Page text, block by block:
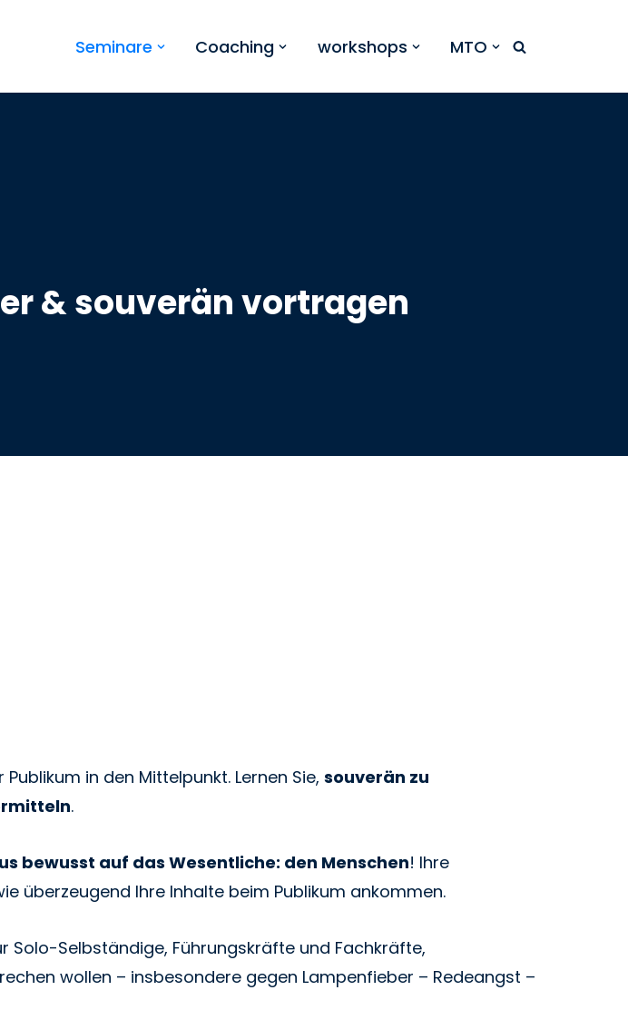
Seminare Coaching workshops MTO
& souverän vortragen
in den Mittelpunkt. Lernen Sie, souverän zu
.
bewusst auf das Wesentliche: den Menschen! Ihre
überzeugend Ihre Inhalte beim Publikum ankommen.
Solo-Selbständige, Führungskräfte und Fachkräfte,
wollen – insbesondere gegen Lampenfieber – Redeangst –